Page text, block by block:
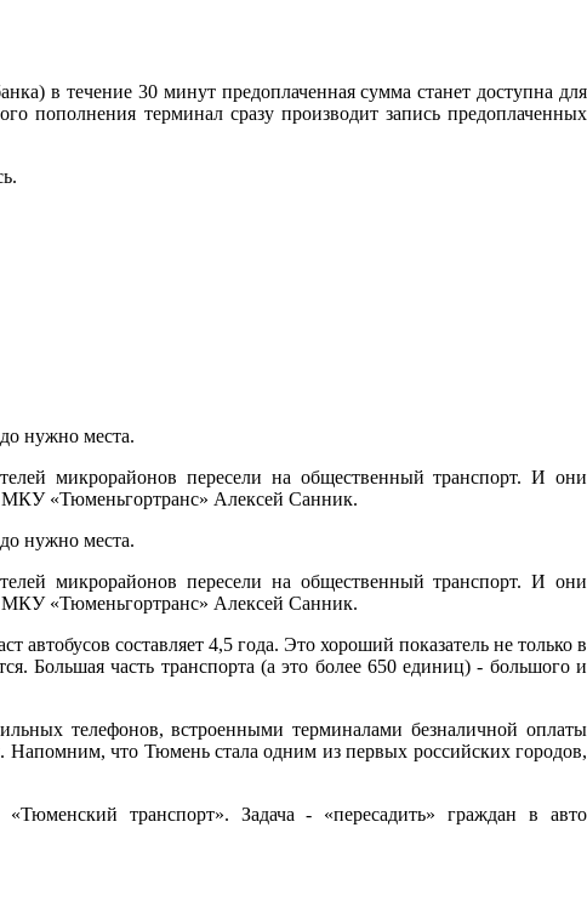
в течение 30 минут предоплаченная сумма станет доступна для
пополнения терминал сразу производит запись предоплаченных
нужно места.
микрорайонов пересели на общественный транспорт. И они
МКУ «Тюменьгортранс» Алексей Санник.
нужно места.
микрорайонов пересели на общественный транспорт. И они
МКУ «Тюменьгортранс» Алексей Санник.
составляет 4,5 года. Это хороший показатель не только в
Большая часть транспорта (а это более 650 единиц) - большого и
телефонов, встроенными терминалами безналичной оплаты
Напомним, что Тюмень стала одним из первых российских городов,
транспорт». Задача - «пересадить» граждан в авто